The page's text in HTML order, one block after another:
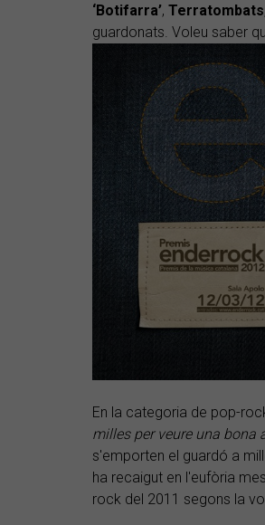
‘Botifarra’, Terratombats
guardonats. Voleu saber
En la categoria de pop-
milles per veure una bona
s'emporten el guardó a
ha recaigut en l'eufòria
rock del 2011 segons la